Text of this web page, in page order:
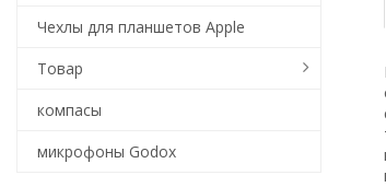
Чехлы для планшетов Apple
Товар
компасы
микрофоны Godox